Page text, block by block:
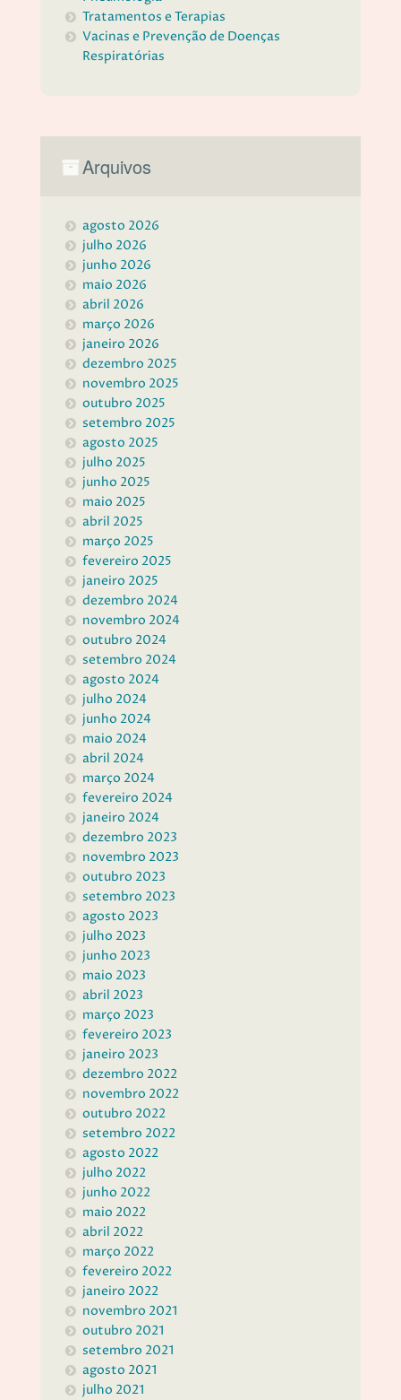
Tratamentos e Terapias
Vacinas e Prevenção de Doenças
Respiratórias
Arquivos
agosto 2026
julho 2026
junho 2026
maio 2026
abril 2026
março 2026
janeiro 2026
dezembro 2025
novembro 2025
outubro 2025
setembro 2025
agosto 2025
julho 2025
junho 2025
maio 2025
abril 2025
março 2025
fevereiro 2025
janeiro 2025
dezembro 2024
novembro 2024
outubro 2024
setembro 2024
agosto 2024
julho 2024
junho 2024
maio 2024
abril 2024
março 2024
fevereiro 2024
janeiro 2024
dezembro 2023
novembro 2023
outubro 2023
setembro 2023
agosto 2023
julho 2023
junho 2023
maio 2023
abril 2023
março 2023
fevereiro 2023
janeiro 2023
dezembro 2022
novembro 2022
outubro 2022
setembro 2022
agosto 2022
julho 2022
junho 2022
maio 2022
abril 2022
março 2022
fevereiro 2022
janeiro 2022
novembro 2021
outubro 2021
setembro 2021
agosto 2021
julho 2021